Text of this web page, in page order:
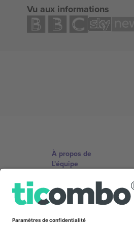
Vu aux informations
À propos de
L'équipe
Conditions générales
Programme d'affiliation